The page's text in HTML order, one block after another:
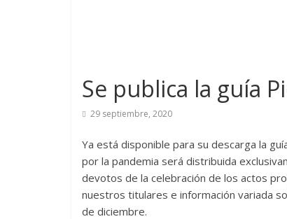
Se publica la guía
29 septiembre, 2020
Ya está disponible para su descarga la
por la pandemia será distribuida
devotos de la celebración de los actos
nuestros titulares e información variada
de diciembre.